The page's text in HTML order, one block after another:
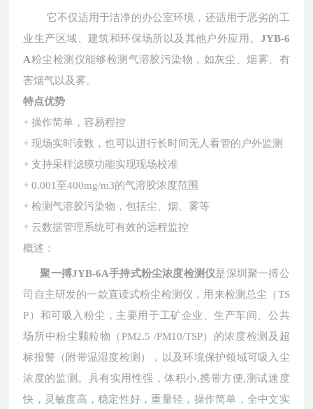
它不仅适用于洁净的办公室环境，还适用于恶劣的工
业生产区域、建筑和环保场所以及其他户外应用。 JYB-6
A粉尘检测仪能够检测气溶胶污染物，如灰尘、烟雾、有
害烟气以及雾。
特点优势
+ 操作简单，容易程控
+ 现场实时读数，也可以进行长时间无人看管的户外监测
+ 支持采样滤膜功能实现现场校准
+ 0.001至400mg/m3的气溶胶浓度范围
+ 检测气溶胶污染物，包括尘、烟、雾等
+ 云数据管理系统可有效的远程监控
概述：
聚一搏JYB-6A手持式粉尘浓度检测仪是深圳聚一搏公
司自主研发的一款直读式粉尘检测仪，用来检测总尘（TS
P）和可吸入粉尘，主要用于工矿企业、生产车间、公共
场所中粉尘颗粒物（PM2.5 /PM10/TSP）的浓度检测及超
标报警（附带温湿度检测），以及环境保护领域可吸入尘
浓度的监测。具有实用性强，体积小,携带方便,测试速度
快，灵敏度高，稳定性好，重量轻，操作简单，全中文实